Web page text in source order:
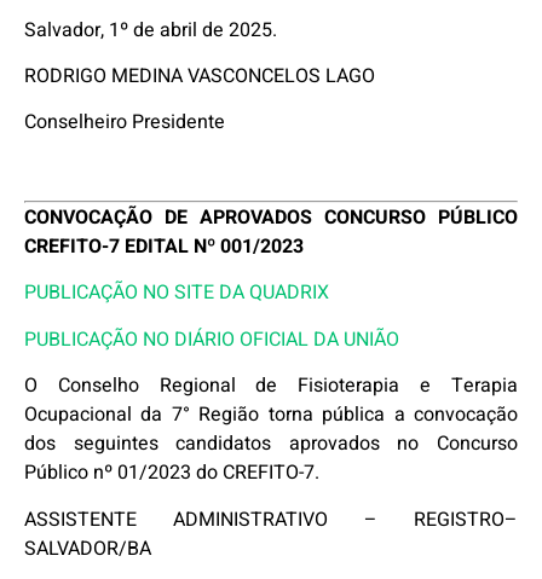
Salvador, 1º de abril de 2025.
RODRIGO MEDINA VASCONCELOS LAGO
Conselheiro Presidente
CONVOCAÇÃO DE APROVADOS CONCURSO PÚBLICO
CREFITO-7 EDITAL Nº 001/2023
PUBLICAÇÃO NO SITE DA QUADRIX
PUBLICAÇÃO NO DIÁRIO OFICIAL DA UNIÃO
O Conselho Regional de Fisioterapia e Terapia
Ocupacional da 7° Região torna pública a convocação
dos seguintes candidatos aprovados no Concurso
Público nº 01/2023 do CREFITO-7.
ASSISTENTE ADMINISTRATIVO – REGISTRO–
SALVADOR/BA